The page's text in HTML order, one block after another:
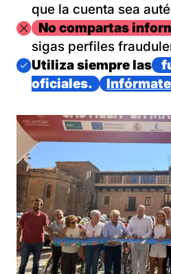
que la cuenta sea
ImagenNo compartas
sigas perfiles
Imagen
Utiliza siempre las
oficiales.